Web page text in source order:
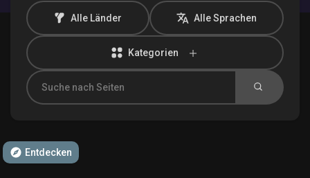
Entdecken Marktplatz
Meine Produkte
Alle Länder Alle Sprachen
Kategorien
Entdecken